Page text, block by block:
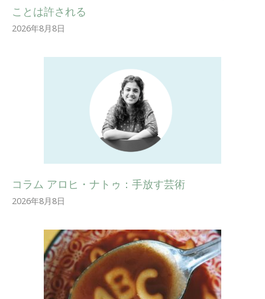
ことは許される
2026年8月8日
コラム アロヒ・ナトゥ：手放す芸術
2026年8月8日